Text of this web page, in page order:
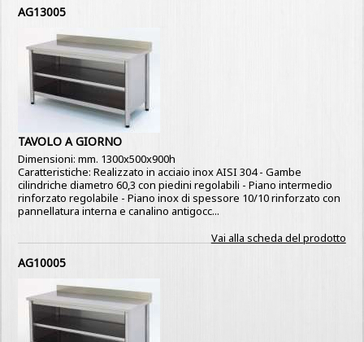
AG13005
TAVOLO A GIORNO
Dimensioni: mm. 1300x500x900h
Caratteristiche: Realizzato in acciaio inox AISI 304 - Gambe
cilindriche diametro 60,3 con piedini regolabili - Piano intermedio
rinforzato regolabile - Piano inox di spessore 10/10 rinforzato con
pannellatura interna e canalino antigocc...
Vai alla scheda del prodotto
AG10005